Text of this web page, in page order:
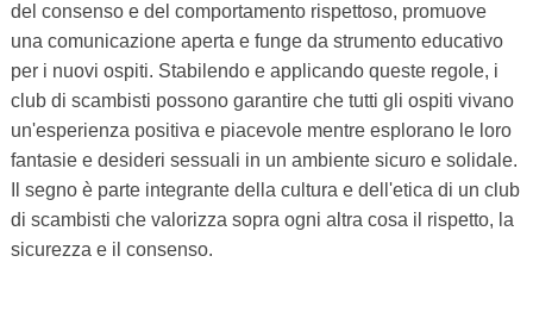
del consenso e del comportamento rispettoso, promuove
una comunicazione aperta e funge da strumento educativo
per i nuovi ospiti. Stabilendo e applicando queste regole, i
club di scambisti possono garantire che tutti gli ospiti vivano
un'esperienza positiva e piacevole mentre esplorano le loro
fantasie e desideri sessuali in un ambiente sicuro e solidale.
Il segno è parte integrante della cultura e dell'etica di un club
di scambisti che valorizza sopra ogni altra cosa il rispetto, la
sicurezza e il consenso.